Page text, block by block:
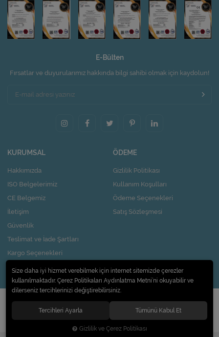
E-Bülten
Fırsatlar ve duyurularımız hakkında bilgi sahibi olmak için kaydolun!
KURUMSAL
Hakkımızda
ISO Belgelerimiz
CE Belgemiz
İletişim
Güvenlik
Teslimat ve İade Şartları
Kargo Seçenekleri
Nasıl Kupon Kazanırım?
ÖDEME
Gizlilik Politikası
Kullanım Koşulları
Ödeme Seçenekleri
Satış Sözleşmesi
Size daha iyi hizmet verebilmek için internet sitemizde çerezler
kullanılmaktadır. Çerez Politikaları Aydınlatma Metni’ni okuyabilir ve
dilerseniz tercihlerinizi değiştirebilirsiniz.
Tercihleri Ayarla Tümünü Kabul Et
Gizlilik ve Çerez Politikası